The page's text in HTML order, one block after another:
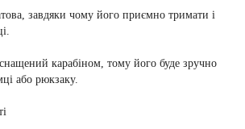
завдяки чому його приємно тримати і
карабіном, тому його буде зручно
або рюкзаку.